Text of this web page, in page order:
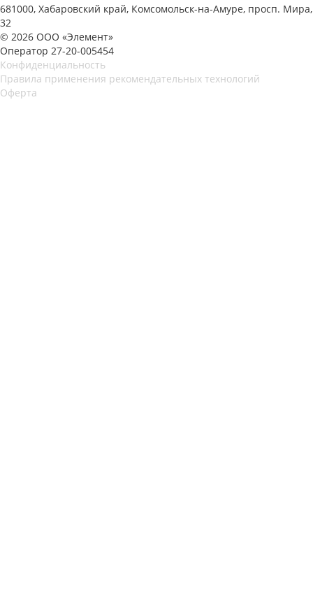
681000, Хабаровский край, Комсомольск-на-Амуре, просп. Мира,
32
© 2026 ООО «Элемент»
Оператор 27-20-005454
Конфиденциальность
Правила применения рекомендательных технологий
Оферта